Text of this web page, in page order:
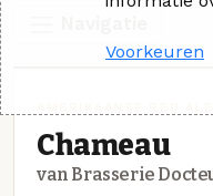
Chameau
van Brasserie
Voorkeuren